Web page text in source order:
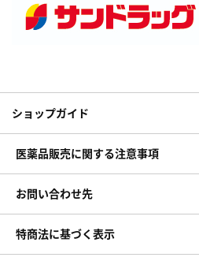
ショップガイド
医薬品販売に関する注意事項
お問い合わせ先
特商法に基づく表示